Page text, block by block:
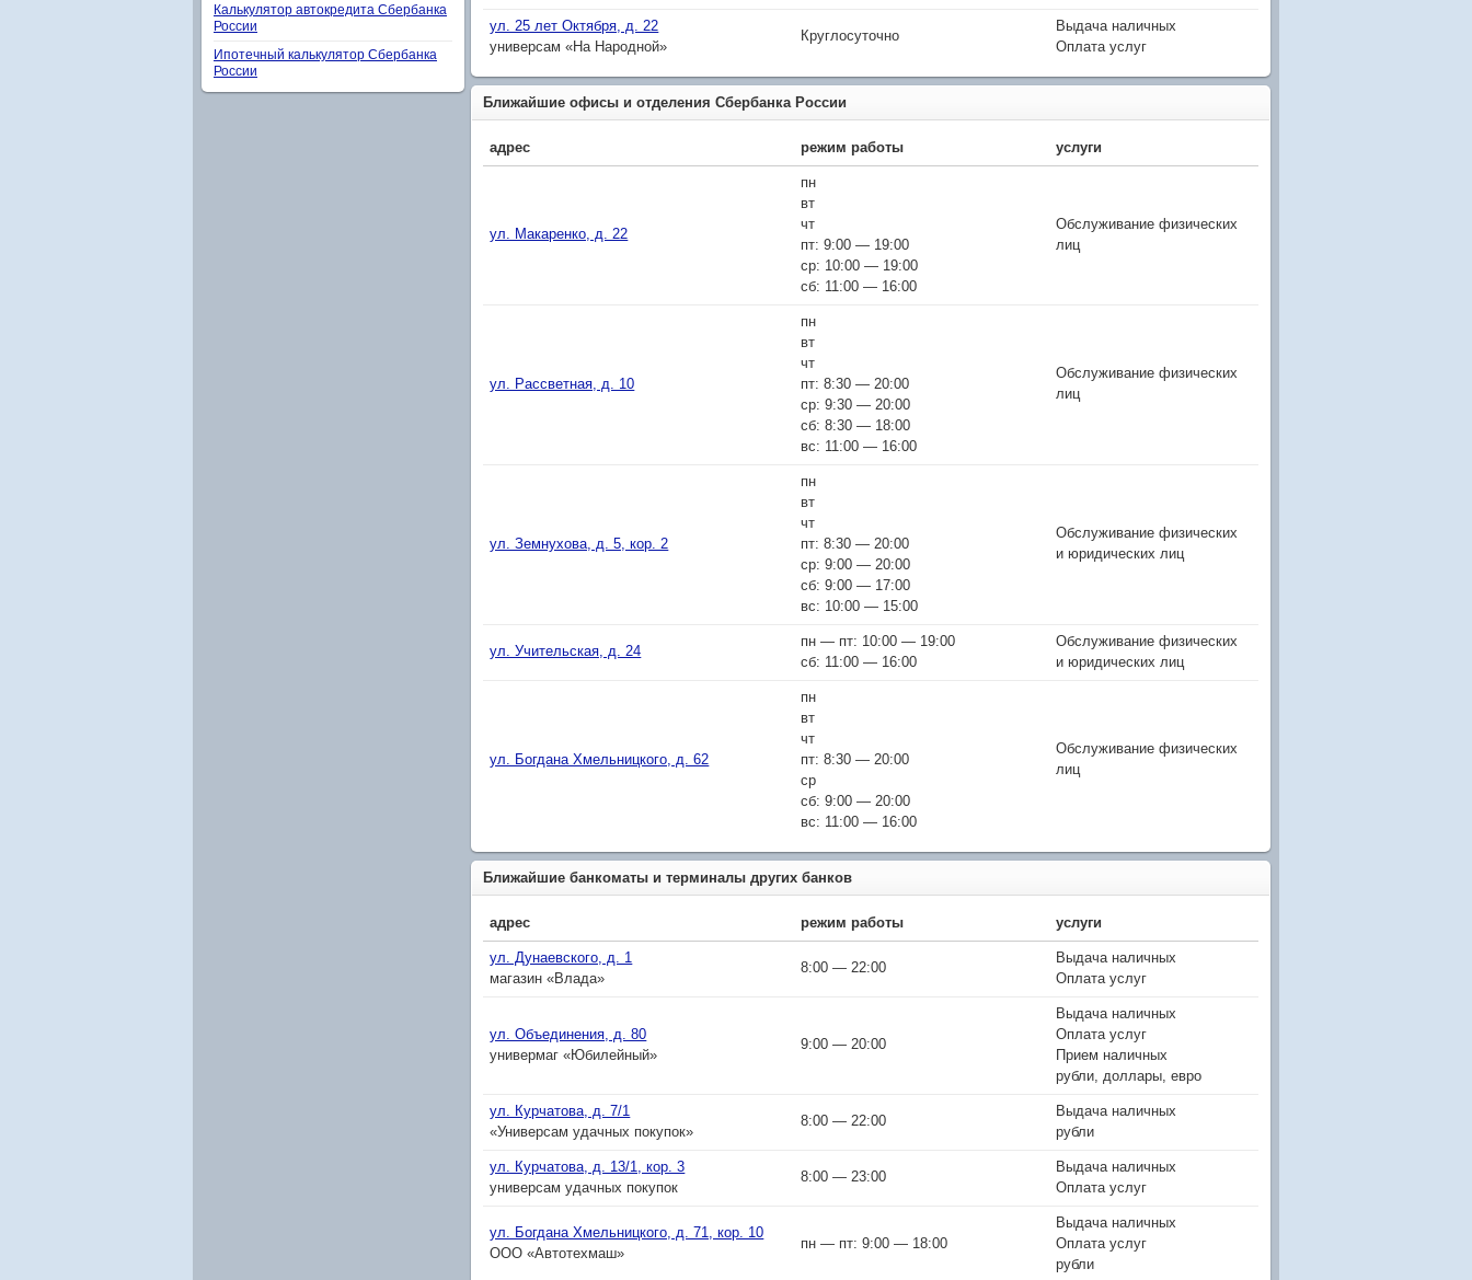
ул. 25 лет Октября, д. 22
универсам «На Народной»
Круглосуточно
Выдача наличных
Оплата услуг
Ближайшие офисы и отделения Сбербанка России
адрес режим работы услуги
ул. Макаренко, д. 22
пн
вт
чт
пт: 9:00 — 19:00
ср: 10:00 — 19:00
сб: 11:00 — 16:00
Обслуживание физических
лиц
ул. Рассветная, д. 10
пн
вт
чт
пт: 8:30 — 20:00
ср: 9:30 — 20:00
сб: 8:30 — 18:00
вс: 11:00 — 16:00
Обслуживание физических
лиц
ул. Земнухова, д. 5, кор. 2
пн
вт
чт
пт: 8:30 — 20:00
ср: 9:00 — 20:00
сб: 9:00 — 17:00
вс: 10:00 — 15:00
Обслуживание физических
и юридических лиц
ул. Учительская, д. 24
пн — пт: 10:00 — 19:00
сб: 11:00 — 16:00
Обслуживание физических
и юридических лиц
ул. Богдана Хмельницкого, д. 62
пн
вт
чт
пт: 8:30 — 20:00
ср
сб: 9:00 — 20:00
вс: 11:00 — 16:00
Обслуживание физических
лиц
Ближайшие банкоматы и терминалы других банков
адрес режим работы услуги
ул. Дунаевского, д. 1
магазин «Влада»
8:00 — 22:00
Выдача наличных
Оплата услуг
ул. Объединения, д. 80
универмаг «Юбилейный»
9:00 — 20:00
Выдача наличных
Оплата услуг
Прием наличных
рубли, доллары, евро
ул. Курчатова, д. 7/1
«Универсам удачных покупок»
8:00 — 22:00
Выдача наличных
рубли
ул. Курчатова, д. 13/1, кор. 3
универсам удачных покупок
8:00 — 23:00
Выдача наличных
Оплата услуг
ул. Богдана Хмельницкого, д. 71, кор. 10
ООО «Автотехмаш»
пн — пт: 9:00 — 18:00
Выдача наличных
Оплата услуг
рубли
Калькулятор автокредита Сбербанка
России
Ипотечный калькулятор Сбербанка
России